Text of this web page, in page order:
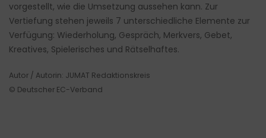
vorgestellt, wie die Umsetzung aussehen kann. Zur
Vertiefung stehen jeweils 7 unterschiedliche Elemente zur
Verfügung: Wiederholung, Gespräch, Merkvers, Gebet,
Kreatives, Spielerisches und Rätselhaftes.
Autor / Autorin: JUMAT Redaktionskreis
© Deutscher EC-Verband